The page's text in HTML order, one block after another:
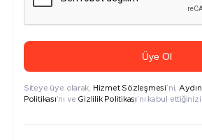
Üye Ol
Siteye üye olarak, Hizmet Sözleşmesi’ni,
Politikası’nı ve Gizlilik Politikası’nı kabul